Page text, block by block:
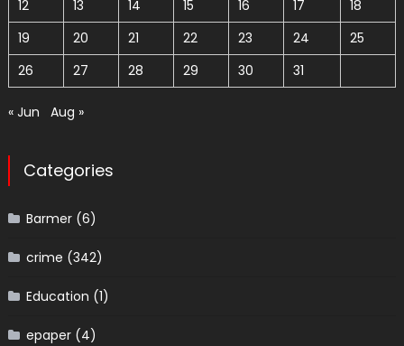
12
13 14 15 16 17
18
19
20 21 22 23 24
25
26
27 28 29 30 31
« Jun Aug »
Categories
Barmer(6)
crime (342)
Education (1)
epaper(4)